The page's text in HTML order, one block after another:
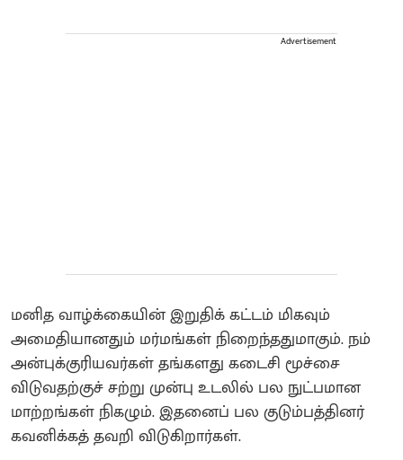
Advertisement
மனித வாழ்க்கையின் இறுதிக் கட்டம் மிகவும்
அமைதியானதும் மர்மங்கள் நிறைந்ததுமாகும். நம்
அன்புக்குரியவர்கள் தங்களது கடைசி மூச்சை
விடுவதற்குச் சற்று முன்பு உடலில் பல நுட்பமான
மாற்றங்கள் நிகழும். இதனைப் பல குடும்பத்தினர்
கவனிக்கத் தவறி விடுகிறார்கள்.